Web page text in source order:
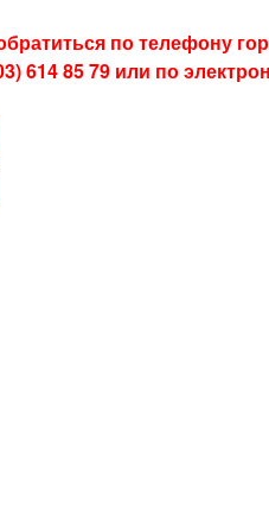
по телефону
614 85 79 или по